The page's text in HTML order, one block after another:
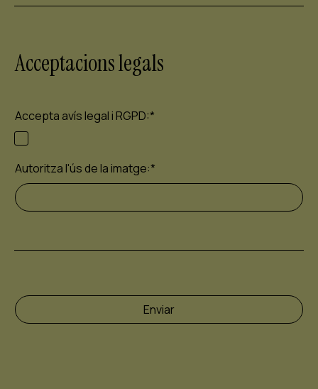
Acceptacions legals
Accepta avís legal i RGPD:*
Autoritza l'ús de la imatge:*